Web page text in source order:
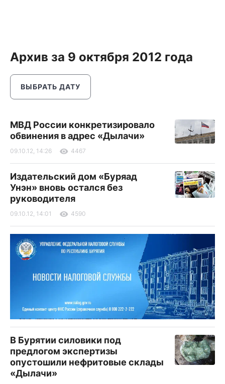
Архив за 9 октября 2012 года
ВЫБРАТЬ ДАТУ
МВД России конкретизировало
обвинения в адрес «Дылачи»
09.10.12, 14:26 4467
Издательский дом «Буряад
Унэн» вновь остался без
руководителя
09.10.12, 14:01 4590
В Бурятии силовики под
предлогом экспертизы
опустошили нефритовые склады
«Дылачи»